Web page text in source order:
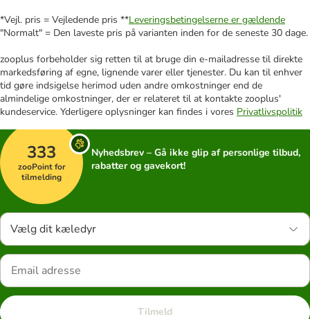
*Vejl. pris = Vejledende pris **Leveringsbetingelserne er gældende
"Normalt" = Den laveste pris på varianten inden for de seneste 30 dage.
zooplus forbeholder sig retten til at bruge din e-mailadresse til direkte
markedsføring af egne, lignende varer eller tjenester. Du kan til enhver
tid gøre indsigelse herimod uden andre omkostninger end de
almindelige omkostninger, der er relateret til at kontakte zooplus'
kundeservice. Yderligere oplysninger kan findes i vores Privatlivspolitik
333
zooPoint for
tilmelding
Nyhedsbrev – Gå ikke glip af personlige tilbud,
rabatter og gavekort!
Vælg dit kæledyr
Tilmeld